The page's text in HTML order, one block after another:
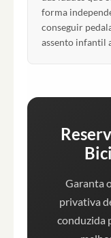
forma
conseguir
assento infantil
Garanta
privativa
conduzida